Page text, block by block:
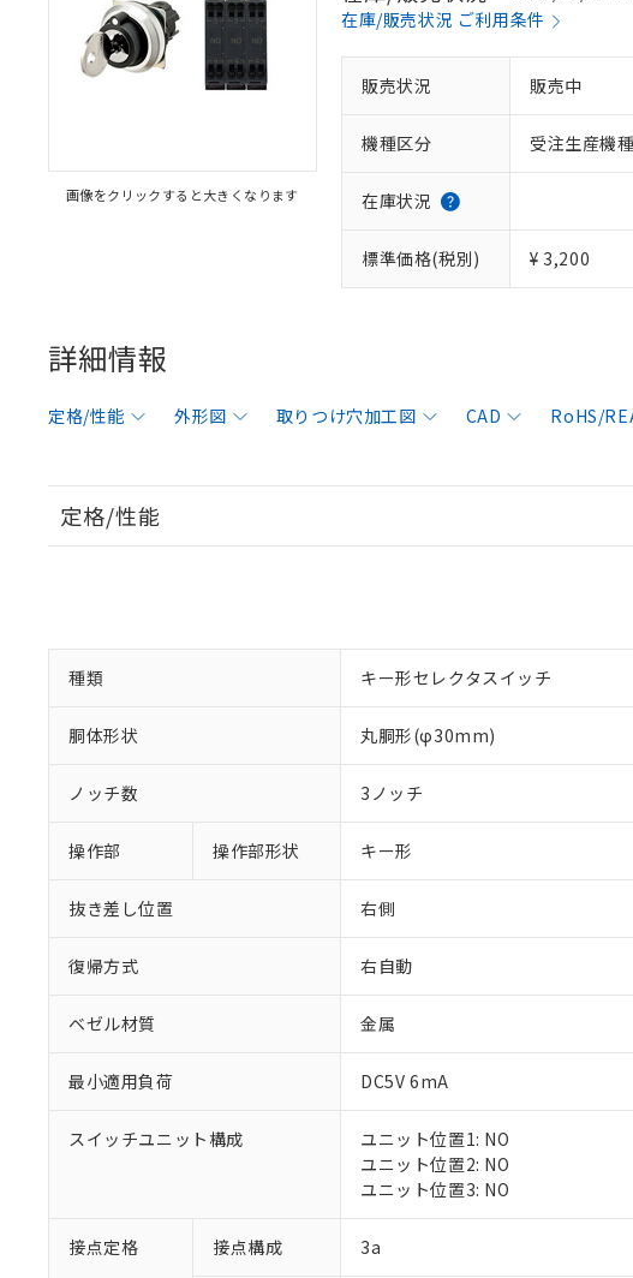
画像をクリックすると大きくなります
在庫/販売状況 ご利用条件
販売状況 販売中
機種区分 受注生産機種
在庫状況
標準価格(税別) ¥ 3,200
詳細情報
定格/性能 外形図 取りつけ穴加工図 CAD RoHS/
定格/性能
種類 キー形セレクタスイッチ
胴体形状 丸胴形(φ30mm)
ノッチ数 3ノッチ
操作部 操作部形状 キー形
抜き差し位置 右側
復帰方式 右自動
ベゼル材質 金属
最小適用負荷 DC5V 6mA
スイッチユニット構成
ユニット位置1: NO
ユニット位置2: NO
ユニット位置3: NO
接点定格 接点構成 3a
※1 対応状況
対応済み：EU RoHS指令